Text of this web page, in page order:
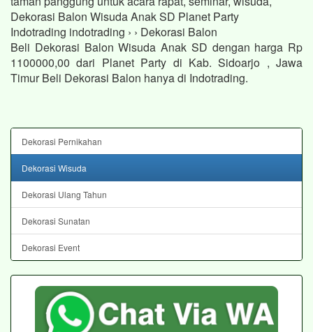
Dekorasi Balon Wisuda Anak SD Planet Party
Indotrading indotrading › › Dekorasi Balon
Beli Dekorasi Balon Wisuda Anak SD dengan harga Rp
1100000,00 dari Planet Party di Kab. Sidoarjo , Jawa
Timur Beli Dekorasi Balon hanya di Indotrading.
Dekorasi Pernikahan
Dekorasi Wisuda
Dekorasi Ulang Tahun
Dekorasi Sunatan
Dekorasi Event